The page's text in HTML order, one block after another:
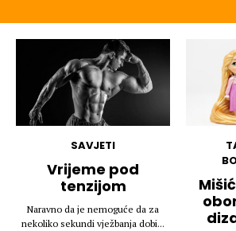
SAVJETI
Vrijeme pod
tenzijom
Naravno da je nemoguće da za
nekoliko sekundi vježbanja dobi...